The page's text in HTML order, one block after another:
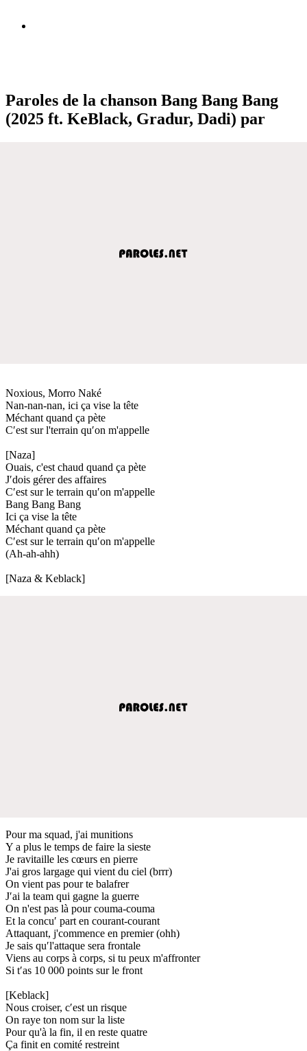
Paroles de la chanson Bang Bang Bang
(2025 ft. KeBlack, Gradur, Dadi) par
Noxious, Morro Naké
Nan-nan-nan, ici ça vise la tête
Méchant quand ça pète
C′est sur l'terrain qu′on m'appelle
[Naza]
Ouais, c'est chaud quand ça pète
J′dois gérer des affaires
C′est sur le terrain qu′on m'appelle
Bang Bang Bang
Ici ça vise la tête
Méchant quand ça pète
C′est sur le terrain qu′on m'appelle
(Ah-ah-ahh)
[Naza & Keblack]
Pour ma squad, j'ai munitions
Y a plus le temps de faire la sieste
Je ravitaille les cœurs en pierre
J'ai gros largage qui vient du ciel (brrr)
On vient pas pour te balafrer
J′ai la team qui gagne la guerre
On n'est pas là pour couma-couma
Et la concu′ part en courant-courant
Attaquant, j'commence en premier (ohh)
Je sais qu′l'attaque sera frontale
Viens au corps à corps, si tu peux m'affronter
Si t′as 10 000 points sur le front
[Keblack]
Nous croiser, c′est un risque
On raye ton nom sur la liste
Pour qu'à la fin, il en reste quatre
Ça finit en comité restreint